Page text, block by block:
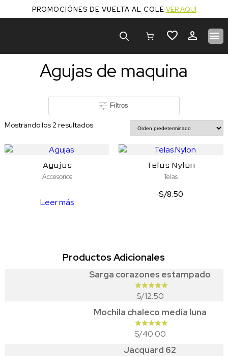
PROMOCIÓNES DE VUELTA AL COLE VER AQUÍ
Búsqueda
de
Agujas de maquina
Filtros
Mostrando los 2 resultados
Agujas
Accesorios
Leer más
Telas Nylon
Telas
S/8.50
Productos Adicionales
Sarga corazones estampado
S/12.50
Mochila chaleco media luna
S/40.00
Jacquard 62